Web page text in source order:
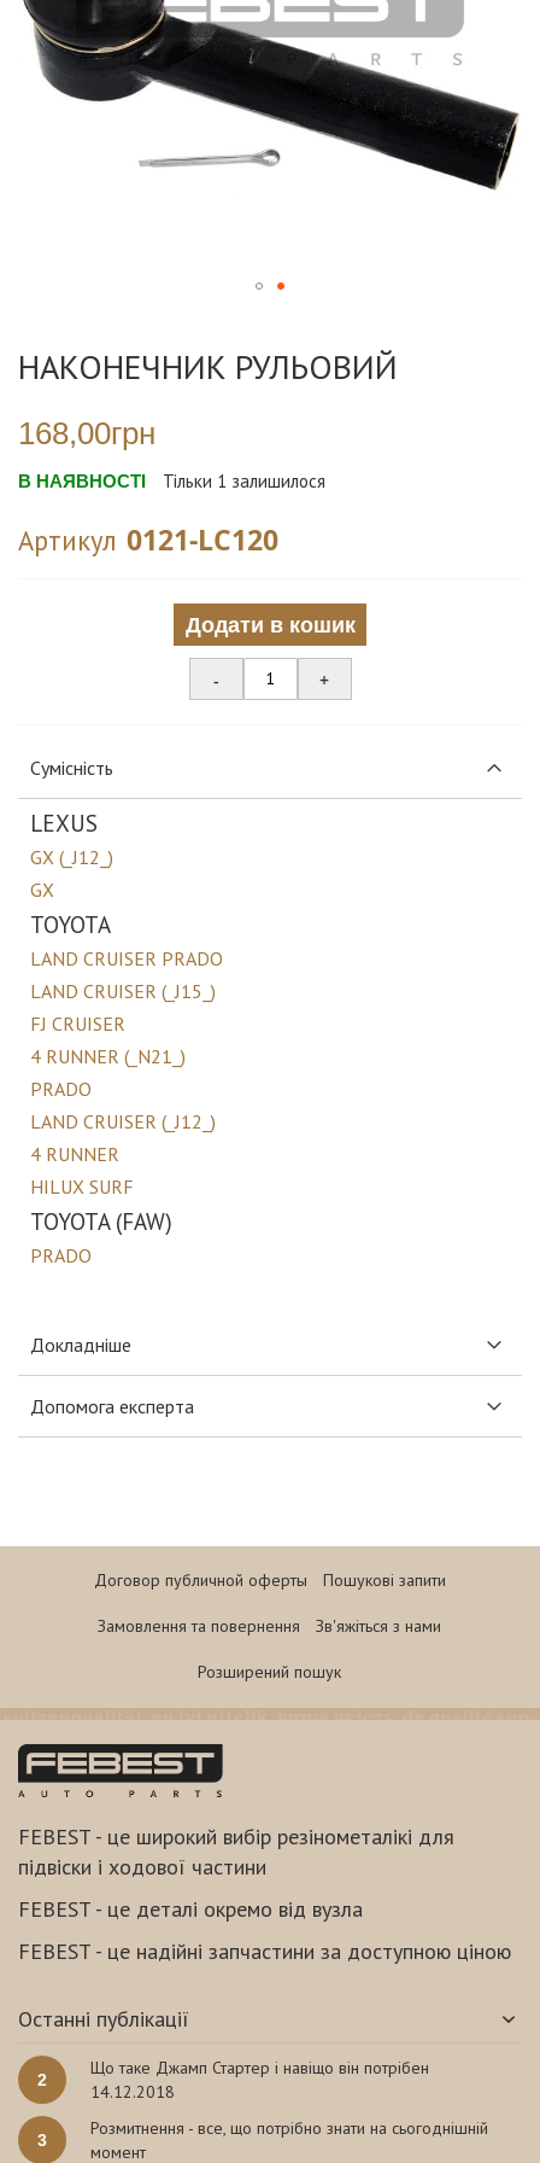
початку
зображень
НАКОНЕЧНИК РУЛЬОВИЙ
168,00грн
В НАЯВНОСТІ Тільки 1 залишилося
Артикул 0121-LC120
Додати в кошик
- +
Сумісність
LEXUS
GX (_J12_)
GX
TOYOTA
LAND CRUISER PRADO
LAND CRUISER (_J15_)
FJ CRUISER
4 RUNNER (_N21_)
PRADO
LAND CRUISER (_J12_)
4 RUNNER
HILUX SURF
TOYOTA (FAW)
PRADO
Докладніше
Допомога експерта
Договор публичной оферты Пошукові запити
Замовлення та повернення Зв'яжіться з нами
Розширений пошук
FEBEST - це широкий вибір резінометалікі для
підвіски і ходової частини
FEBEST - це деталі окремо від вузла
FEBEST - це надійні запчастини за доступною ціною
Останні публікації
2
Що таке Джамп Стартер і навіщо він потрібен
14.12.2018
3
Розмитнення - все, що потрібно знати на сьогоднішній
момент